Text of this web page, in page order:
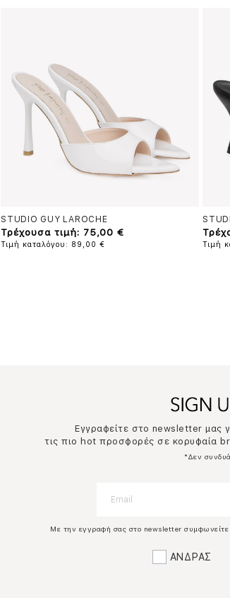
STUDIO GUY LAROCHE
Τρέχουσα τιμή: 75,00 €
Τιμή καταλόγου: 89,00 € Τιμή
Εγγραφείτε στο newsletter μας
τις πιο hot προσφορές σε κορυφαία
*Δεν
Με την εγγραφή σας στο newsletter
ΑΝΔΡΑΣ